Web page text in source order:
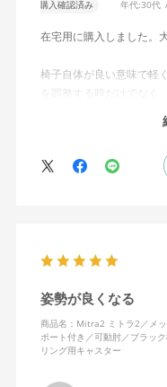
購入確認済み 年代:30代
在宅用に購入しました。
椅子自体が良い意味で軽
を調整する時だけでなく
で、ストレスを感じません
背中はメッシュ素材でハ
に入っています。色も
色になっています。
キャスターはフローリ
思います。良い商品に巡
姿勢が良くなる
商品名：Mitra2 ミトラ2／メ
ポート付き／可動肘／ブラッ
リング用キャスター